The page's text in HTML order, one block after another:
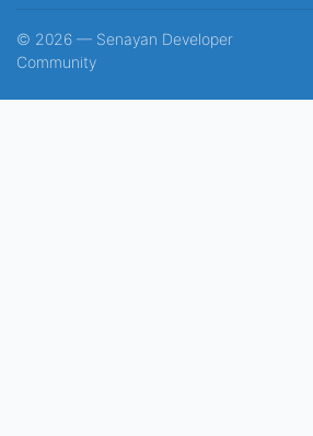
© 2026 — Senayan Developer
Community